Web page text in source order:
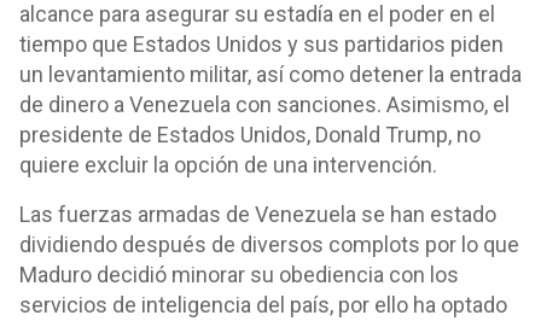
alcance para asegurar su estadía en el poder en el
tiempo que Estados Unidos y sus partidarios piden
un levantamiento militar, así como detener la entrada
de dinero a Venezuela con sanciones. Asimismo, el
presidente de Estados Unidos, Donald Trump, no
quiere excluir la opción de una intervención.
Las fuerzas armadas de Venezuela se han estado
dividiendo después de diversos complots por lo que
Maduro decidió minorar su obediencia con los
servicios de inteligencia del país, por ello ha optado